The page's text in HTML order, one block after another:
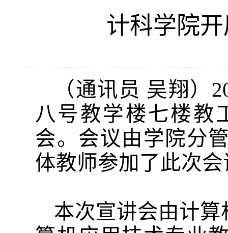
计科学院
（通讯员 吴翔）
八号教学楼七楼教
会。会议由学院分
体教师参加了此次
本次宣讲会由计